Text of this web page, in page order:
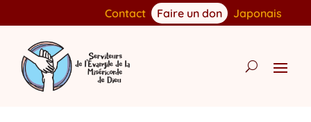
Contact Faire un don Japonais